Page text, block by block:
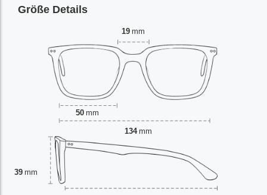
Größe Details
19 mm
50 mm
39 mm
134 mm